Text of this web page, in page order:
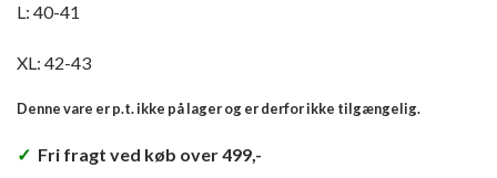
L: 40-41
XL: 42-43
Denne vare er p.t. ikke på lager og er derfor ikke tilgængelig.
✓ Fri fragt ved køb over 499,-